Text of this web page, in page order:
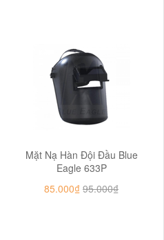
Mặt Nạ Hàn Đội Đầu Blue
Eagle 633P
85.000₫ 95.000₫